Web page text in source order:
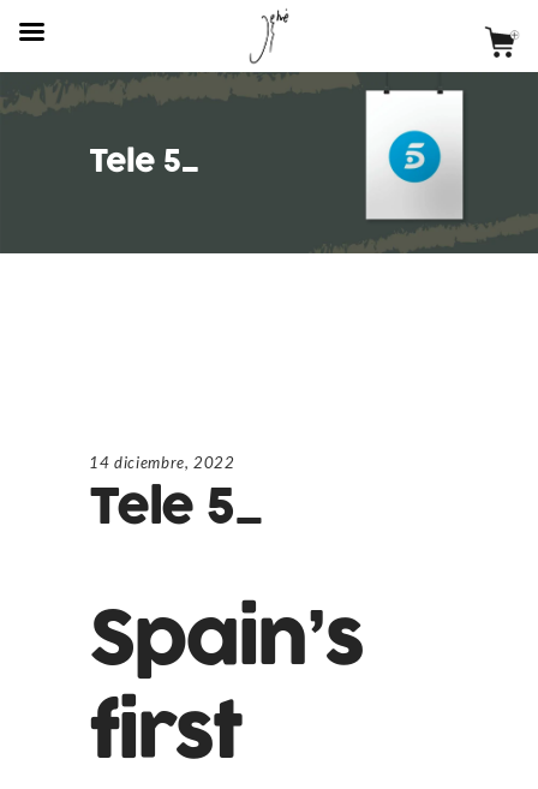
Tele 5_
14 diciembre, 2022
Tele 5_
Spain’s
first